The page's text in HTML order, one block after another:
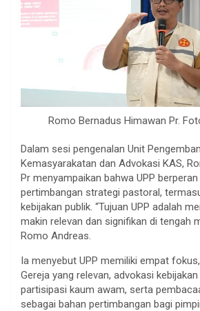
Romo Bernadus Himawan Pr.
Dalam sesi pengenalan Unit
Kemasyarakatan dan Advokasi KAS,
Pr menyampaikan bahwa UPP
pertimbangan strategi pastoral,
kebijakan publik. “Tujuan UPP adalah
makin relevan dan signifikan di tengah
Romo Andreas.
Ia menyebut UPP memiliki empat
Gereja yang relevan, advokasi
partisipasi kaum awam, serta
sebagai bahan pertimbangan bagi